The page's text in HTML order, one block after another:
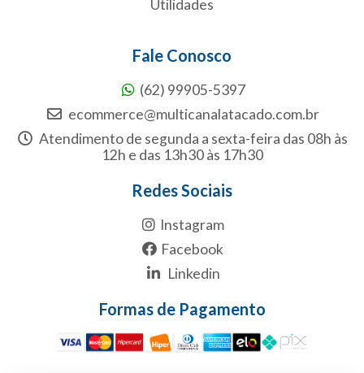
Utilidades
Fale Conosco
(62) 99905-5397
ecommerce@multicanalatacado.com.br
Atendimento de segunda a sexta-feira das 08h às
12h e das 13h30 às 17h30
Redes Sociais
Instagram
Facebook
Linkedin
Formas de Pagamento